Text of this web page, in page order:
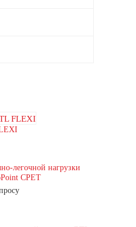
легочной нагрузки
CPET